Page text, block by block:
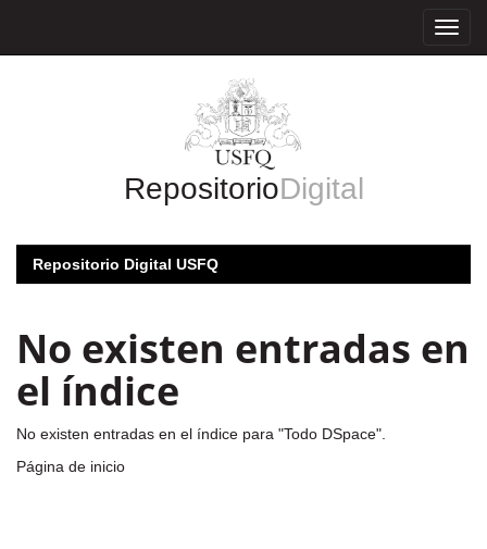
RepositorioDigital
Repositorio Digital USFQ
No existen entradas en
el índice
No existen entradas en el índice para "Todo DSpace".
Página de inicio